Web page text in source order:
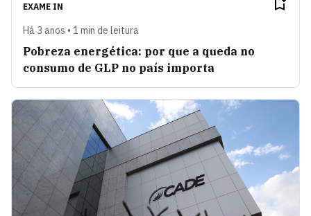
EXAME IN
Há 3 anos • 1 min de leitura
Pobreza energética: por que a queda no
consumo de GLP no país importa